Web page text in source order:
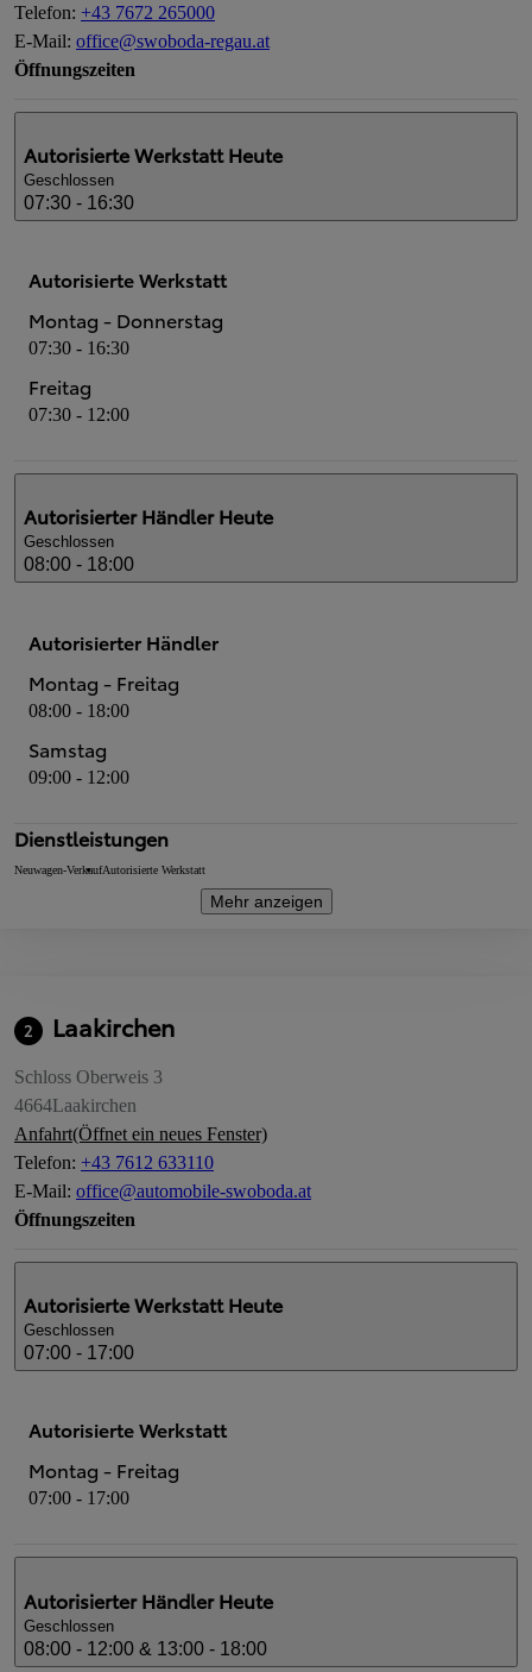
Telefon: +43 7672 265000
E-Mail: office@swoboda-regau.at
Öffnungszeiten
Autorisierte Werkstatt Heute
Geschlossen
07:30 - 16:30
Autorisierte Werkstatt
Montag - Donnerstag
07:30 - 16:30
Freitag
07:30 - 12:00
Autorisierter Händler Heute
Geschlossen
08:00 - 18:00
Autorisierter Händler
Montag - Freitag
08:00 - 18:00
Samstag
09:00 - 12:00
Dienstleistungen
Neuwagen-VerkaufAutorisierte Werkstatt
Mehr anzeigen
2 Laakirchen
Schloss Oberweis 3
4664Laakirchen
Anfahrt(Öffnet ein neues Fenster)
Telefon: +43 7612 633110
E-Mail: office@automobile-swoboda.at
Öffnungszeiten
Autorisierte Werkstatt Heute
Geschlossen
07:00 - 17:00
Autorisierte Werkstatt
Montag - Freitag
07:00 - 17:00
Autorisierter Händler Heute
Geschlossen
08:00 - 12:00 & 13:00 - 18:00